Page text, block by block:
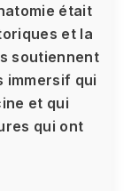
était
et la
soutiennent
immersif qui
et qui
qui ont